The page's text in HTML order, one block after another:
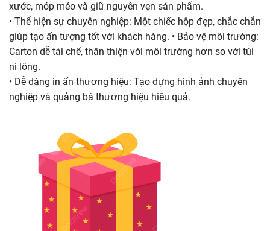
xước, móp méo và giữ nguyên vẹn sản phẩm.
• Thể hiện sự chuyên nghiệp: Một chiếc hộp đẹp, chắc chắn
giúp tạo ấn tượng tốt với khách hàng. • Bảo vệ môi trường:
Carton dễ tái chế, thân thiện với môi trường hơn so với túi
ni lông.
• Dễ dàng in ấn thương hiệu: Tạo dựng hình ảnh chuyên
nghiệp và quảng bá thương hiệu hiệu quả.